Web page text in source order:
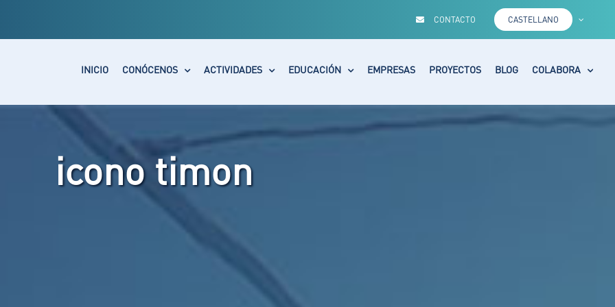
CONTACTO CASTELLANO
INICIO CONÓCENOS ACTIVIDADES EDUCACIÓN EMPRESAS PROYECTOS BLOG COLABORA
icono timon